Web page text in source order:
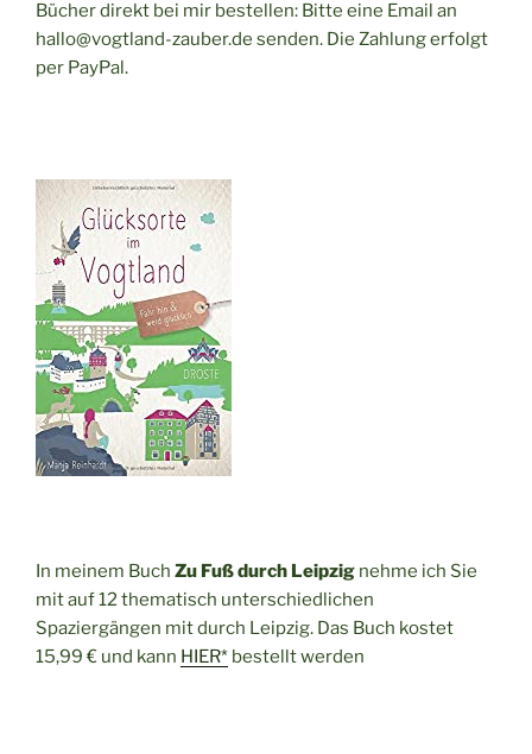
Bücher direkt bei mir bestellen: Bitte eine Email an
hallo@vogtland-zauber.de senden. Die Zahlung erfolgt
per PayPal.
In meinem Buch Zu Fuß durch Leipzig nehme ich Sie
mit auf 12 thematisch unterschiedlichen
Spaziergängen mit durch Leipzig. Das Buch kostet
15,99 € und kann HIER* bestellt werden